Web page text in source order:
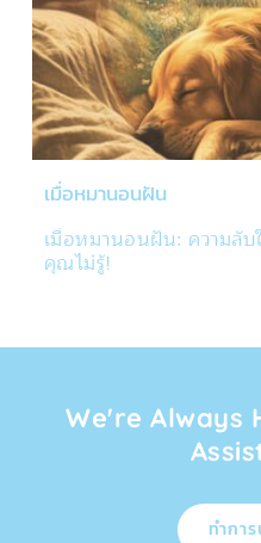
เมื่อหมานอนฝัน
เมื่อหมานอนฝัน: ความลั
คุณไม่รู้!
We're Always
ทำกา